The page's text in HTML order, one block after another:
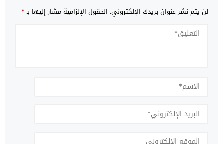
لن يتم نشر عنوان بريدك الإلكتروني. الحقول الإلزامية مشار إليها بـ*